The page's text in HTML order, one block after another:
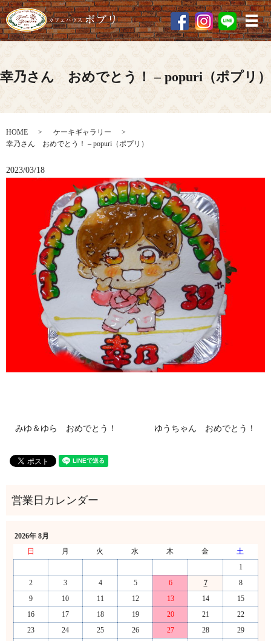
メ
幸乃さん おめでとう！ – popuri（ポプリ）
HOME
ケーキギャラリー
幸乃さん おめでとう！ – popuri（ポプリ）
2023/03/18
みゆ＆ゆら おめでとう！ ゆうちゃん おめでとう！
2026年 8月
日
月 火 水 木 金
土
1
2
3 4 5 6 7
8
9
10 11 12 13 14
15
16
17 18 19 20 21
22
23
24 25 26 27 28
29